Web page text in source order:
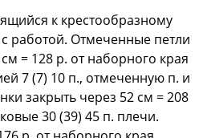
к крестообразному
работой. Отмеченные петли
= 128 р. от наборного края
7 (7) 10 п., отмеченную п. и
закрыть через 52 см = 208
30 (39) 45 п. плечи.